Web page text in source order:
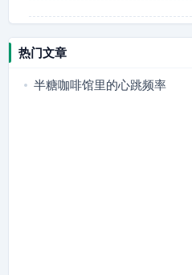
热门文章
半糖咖啡馆里的心跳频率